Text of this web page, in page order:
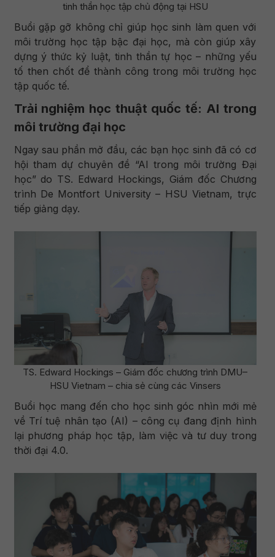
tinh thần học tập chủ động tại HSU
Buổi gặp gỡ không chỉ giúp học sinh làm quen với
môi trường học tập bậc đại học, mà còn giúp xây
dựng ý thức kỷ luật, tinh thần tự học – những yếu
tố then chốt để thành công trong môi trường học
tập quốc tế.
Trải nghiệm học thuật quốc tế: AI trong
môi trường đại học
Ngay sau phần mở đầu, các bạn học sinh đã có cơ
hội tham dự chuyên đề “AI trong môi trường Đại
học” do TS. Edward Hockings, Giám đốc Chương
trình De Montfort University – HSU Vietnam, trực
tiếp giảng dạy.
TS. Edward Hockings – Giám đốc chương trình DMU–
HSU Vietnam – chia sẻ cùng các Vinsers
Buổi học mang đến cho học sinh góc nhìn mới mẻ
về Trí tuệ nhân tạo (AI) – công cụ đang định hình
lại phương pháp học tập, làm việc và tư duy trong
thời đại 4.0.